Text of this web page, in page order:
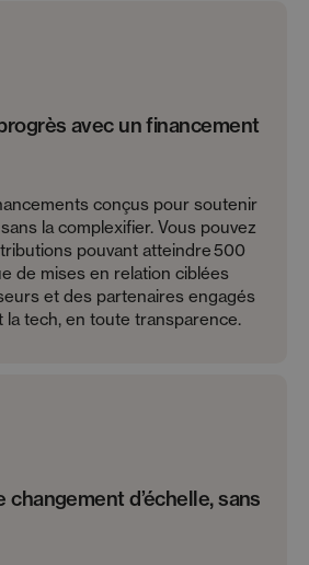
avec un financement
conçus pour soutenir
la complexifier. Vous pouvez
pouvant atteindre 500
de mises en relation ciblées
et des partenaires engagés
la tech, en toute transparence.
d’échelle, sans